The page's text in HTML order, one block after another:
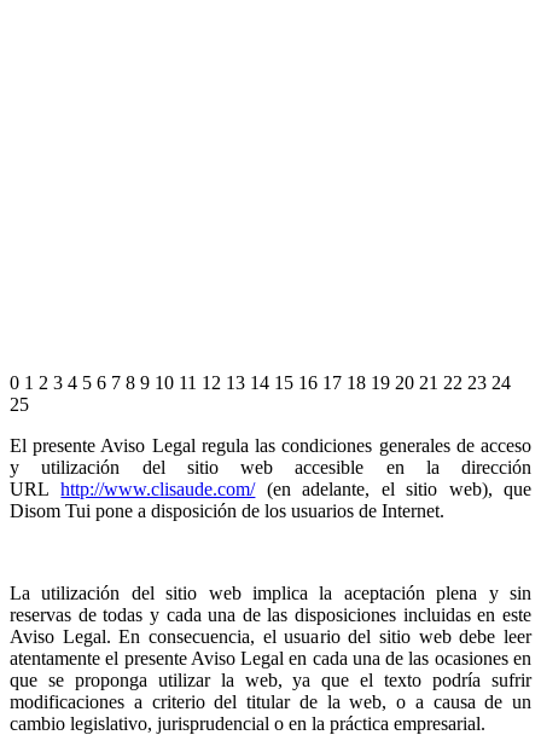
0 1 2 3 4 5 6 7 8 9 10 11 12 13 14 15 16 17 18 19 20 21 22 23 24
25
El presente Aviso Legal regula las condiciones generales de acceso
y utilización del sitio web accesible en la dirección
URLhttp://www.clisaude.com/(en adelante, el sitio web), que
Disom Tui pone a disposición de los usuarios de Internet.
La utilización del sitio web implica la aceptación plena y sin
reservas de todas y cada una de las disposiciones incluidas en este
Aviso Legal. En consecuencia, el usuario del sitio web debe leer
atentamente el presente Aviso Legal en cada una de las ocasiones en
que se proponga utilizar la web, ya que el texto podría sufrir
modificaciones a criterio del titular de la web, o a causa de un
cambio legislativo, jurisprudencial o en la práctica empresarial.